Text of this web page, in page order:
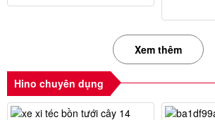
Xem thêm
Hino chuyên dụng